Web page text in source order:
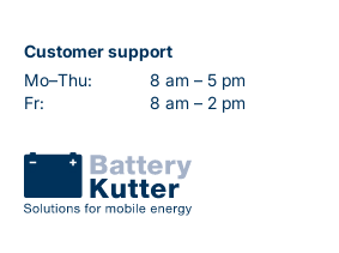
Customer support
Mo–Thu:
8 am – 5 pm
Fr:
8 am – 2 pm